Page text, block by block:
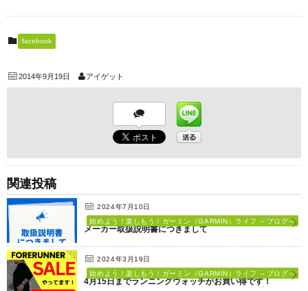
facebook
2014年9月19日 アイゲット
関連投稿
2024年7月10日
始めよう！楽しもう！ガーミン（GARMIN）ライフ ～ブログ～
メーカー取扱説明書につきまして
2024年3月19日
始めよう！楽しもう！ガーミン（GARMIN）ライフ ～ブログ～
4月15日までランニングウォッチがお買い得です！